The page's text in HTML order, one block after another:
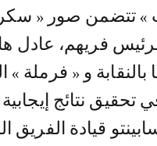
» تتضمن صور «
فريهم، عادل
بالنقابة و « فرملة »
تحقيق نتائج
قيادة الفريق